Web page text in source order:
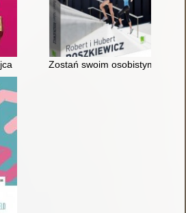
Zostań swoim osobistym